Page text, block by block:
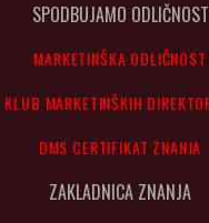
SPODBUJAMO ODLIČNOST
MARKETINŠKA ODLIČNOST
KLUB MARKETINŠKIH
DMS CERTIFIKAT ZNANJA
ZAKLADNICA ZNANJA